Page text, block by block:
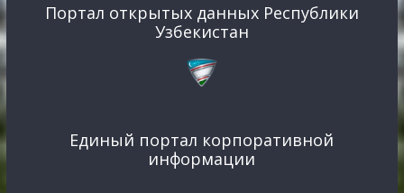
Портал открытых данных Республики
Узбекистан
Единый портал корпоративной
информации